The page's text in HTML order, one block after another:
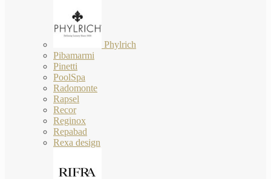
Phylrich
Pibamarmi
Pinetti
PoolSpa
Radomonte
Rapsel
Recor
Reginox
Repabad
Rexa design